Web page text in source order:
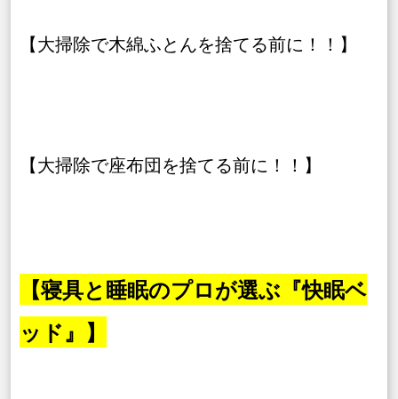
【大掃除で木綿ふとんを捨てる前に！！】
【大掃除で座布団を捨てる前に！！】
【寝具と睡眠のプロが選ぶ『快眠ベ
ッド』】